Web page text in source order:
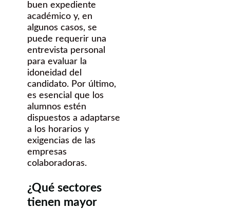
buen expediente
académico y, en
algunos casos, se
puede requerir una
entrevista personal
para evaluar la
idoneidad del
candidato. Por último,
es esencial que los
alumnos estén
dispuestos a adaptarse
a los horarios y
exigencias de las
empresas
colaboradoras.
¿Qué sectores
tienen mayor